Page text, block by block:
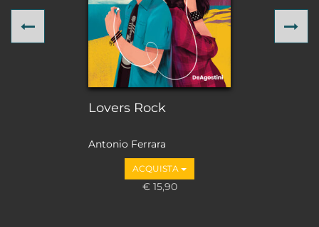
Lovers Rock
Antonio Ferrara
ACQUISTA
€ 15,90
Previous